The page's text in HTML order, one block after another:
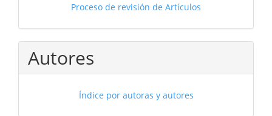
Proceso de revisión de Artículos
Autores
Índice por autoras y autores